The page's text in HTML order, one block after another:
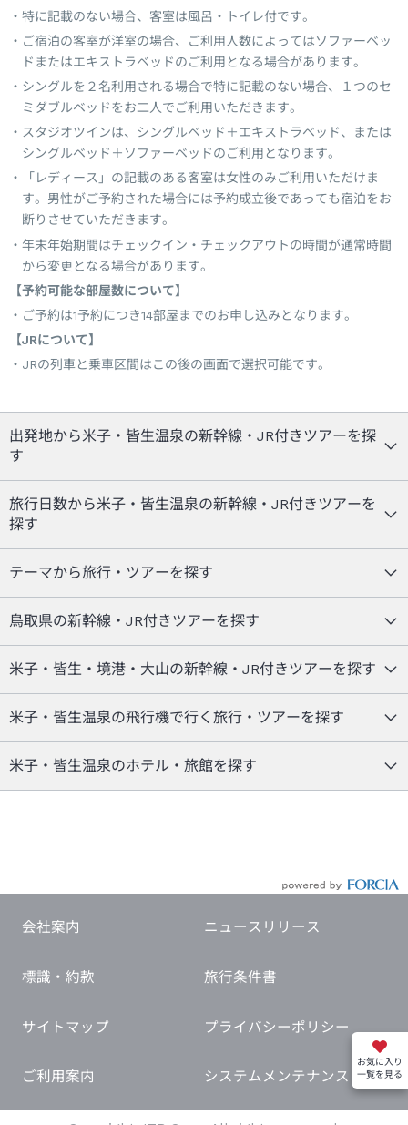
特に記載のない場合、客室は風呂・トイレ付です。
ご宿泊の客室が洋室の場合、ご利用人数によってはソファーベッ
ドまたはエキストラベッドのご利用となる場合があります。
シングルを２名利用される場合で特に記載のない場合、１つのセ
ミダブルベッドをお二人でご利用いただきます。
スタジオツインは、シングルベッド＋エキストラベッド、または
シングルベッド＋ソファーベッドのご利用となります。
「レディース」の記載のある客室は女性のみご利用いただけま
す。男性がご予約された場合には予約成立後であっても宿泊をお
断りさせていただきます。
年末年始期間はチェックイン・チェックアウトの時間が通常時間
から変更となる場合があります。
【予約可能な部屋数について】
ご予約は1予約につき14部屋までのお申し込みとなります。
【JRについて】
JRの列車と乗車区間はこの後の画面で選択可能です。
お気に入り
一覧を見る
出発地から米子・皆生温泉の新幹線・JR付きツアーを探
す
旅行日数から米子・皆生温泉の新幹線・JR付きツアーを
探す
テーマから旅行・ツアーを探す
鳥取県の新幹線・JR付きツアーを探す
米子・皆生・境港・大山の新幹線・JR付きツアーを探す
米子・皆生温泉の飛行機で行く旅行・ツアーを探す
米子・皆生温泉のホテル・旅館を探す
会社案内 ニュースリリース
標識・約款 旅行条件書
サイトマップ プライバシーポリシー
ご利用案内 システムメンテナンス